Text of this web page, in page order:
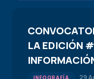
LA EDICIÓN
INFOGRAFÍA 29